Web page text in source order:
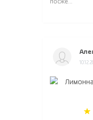
посже...